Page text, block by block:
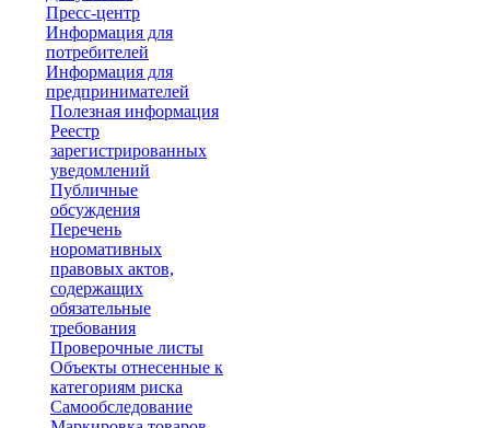
Пресс-центр
Информация для
потребителей
Информация для
предпринимателей
Полезная информация
Реестр
зарегистрированных
уведомлений
Публичные
обсуждения
Перечень
норомативных
правовых актов,
содержащих
обязательные
требования
Проверочные листы
Объекты отнесенные к
категориям риска
Самообследование